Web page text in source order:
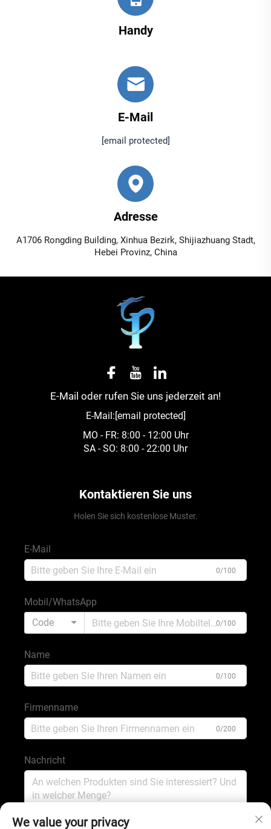
Handy
E-Mail
[email protected]
Adresse
A1706 Rongding Building, Xinhua Bezirk, Shijiazhuang Stadt,
Hebei Provinz, China
E-Mail oder rufen Sie uns jederzeit an!
E-Mail:[email protected]
MO - FR: 8:00 - 12:00 Uhr
SA - SO: 8:00 - 22:00 Uhr
Kontaktieren Sie uns
Holen Sie sich kostenlose Muster.
E-Mail
0/100
Mobil/WhatsApp
Code
0/100
Name
0/100
Firmenname
0/200
Nachricht
We value your privacy